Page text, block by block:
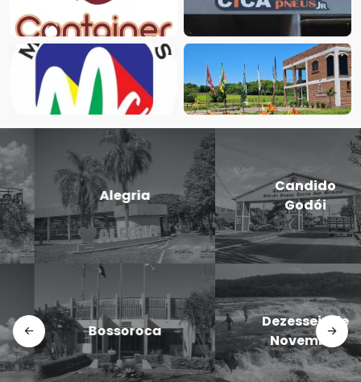
Candido
Godói
Cerro Largo
Dezesseis de
Novembro
Doutor
Maurício
Cardoso